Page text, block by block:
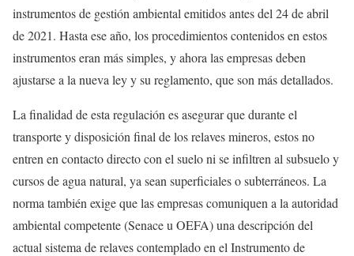
instrumentos de gestión ambiental emitidos antes del 24 de abril
de 2021. Hasta ese año, los procedimientos contenidos en estos
instrumentos eran más simples, y ahora las empresas deben
ajustarse a la nueva ley y su reglamento, que son más detallados.
La finalidad de esta regulación es asegurar que durante el
transporte y disposición final de los relaves mineros, estos no
entren en contacto directo con el suelo ni se infiltren al subsuelo y
cursos de agua natural, ya sean superficiales o subterráneos. La
norma también exige que las empresas comuniquen a la autoridad
ambiental competente (Senace u OEFA) una descripción del
actual sistema de relaves contemplado en el Instrumento de